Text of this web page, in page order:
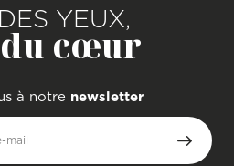
YEUX,
cœur
à notre newsletter
mail